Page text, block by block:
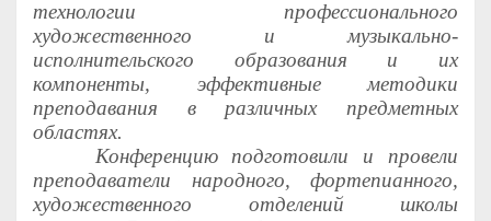
технологии профессионального
художественного и музыкально-
исполнительского образования и их
компоненты, эффективные методики
преподавания в различных предметных
областях.
Конференцию подготовили и провели
преподаватели народного, фортепианного,
художественного отделений школы